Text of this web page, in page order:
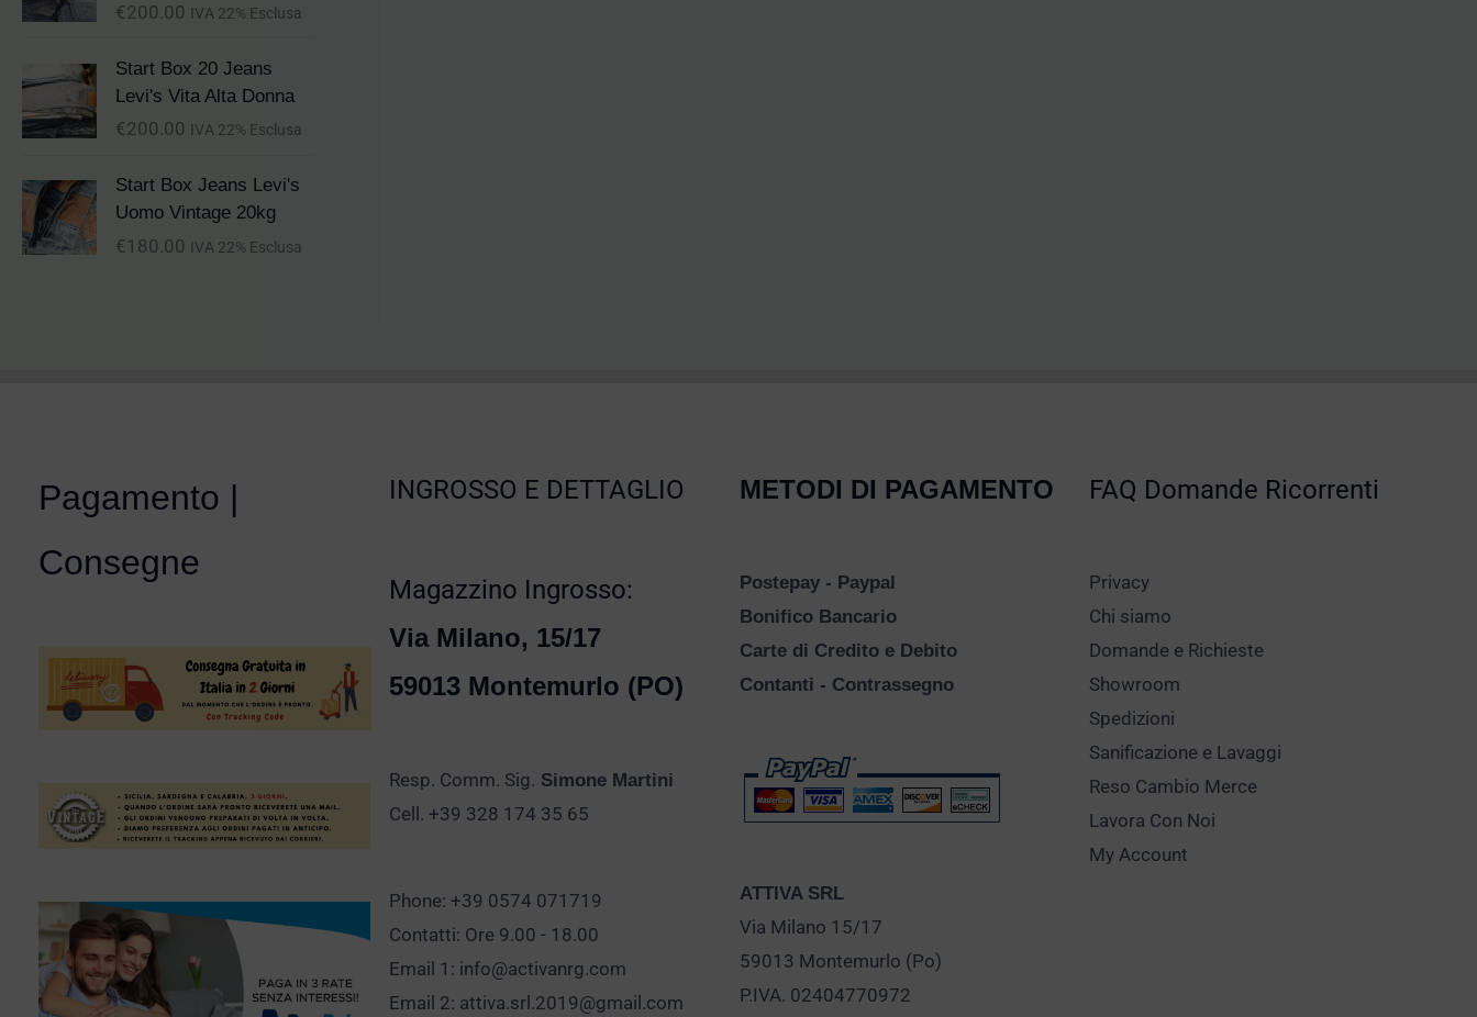
€200.00 IVA 22% Esclusa
Start Box 20 Jeans
Levi's Vita Alta Donna
€200.00 IVA 22% Esclusa
Start Box Jeans Levi's
Uomo Vintage 20kg
€ 180.00 IVA 22% Esclusa
Pagamento |
Consegne
INGROSSO E DETTAGLIO
Magazzino Ingrosso:
Via Milano, 15/17
59013 Montemurlo (PO)
Resp. Comm. Sig. Simone Martini
Cell. +39 328 174 35 65
Phone: +39 0574 071719
Contatti: Ore 9.00 - 18.00
Email 1: info@activanrg.com
Email 2: attiva.srl.2019@gmail.com
METODI DI PAGAMENTO
Postepay - Paypal
Bonifico Bancario
Carte di Credito e Debito
Contanti - Contrassegno
ATTIVA SRL
Via Milano 15/17
59013 Montemurlo (Po)
P.IVA. 02404770972
FAQ Domande Ricorrenti
Privacy
Chi siamo
Domande e Richieste
Showroom
Spedizioni
Sanificazione e Lavaggi
Reso Cambio Merce
Lavora Con Noi
My Account